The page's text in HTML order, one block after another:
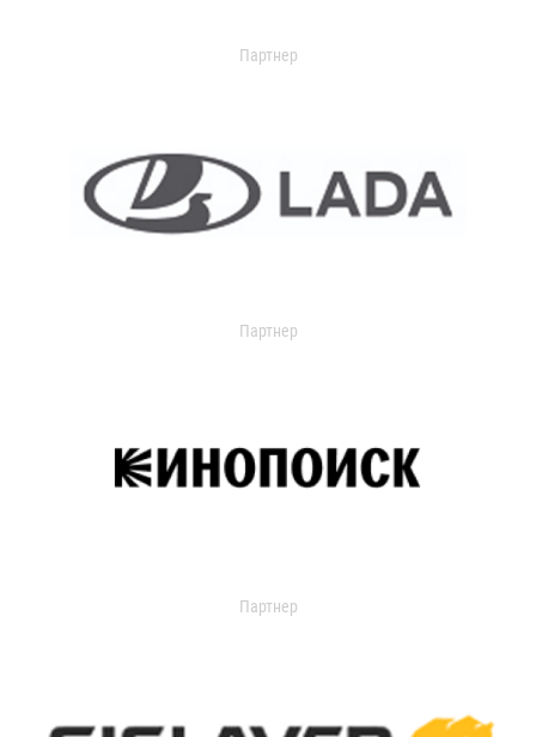
Партнер
Партнер
Партнер